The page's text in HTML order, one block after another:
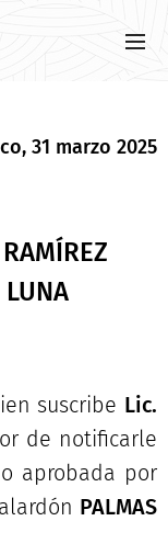
31 marzo 2025
suscribe Lic.
de notificarle
aprobada por
PALMAS